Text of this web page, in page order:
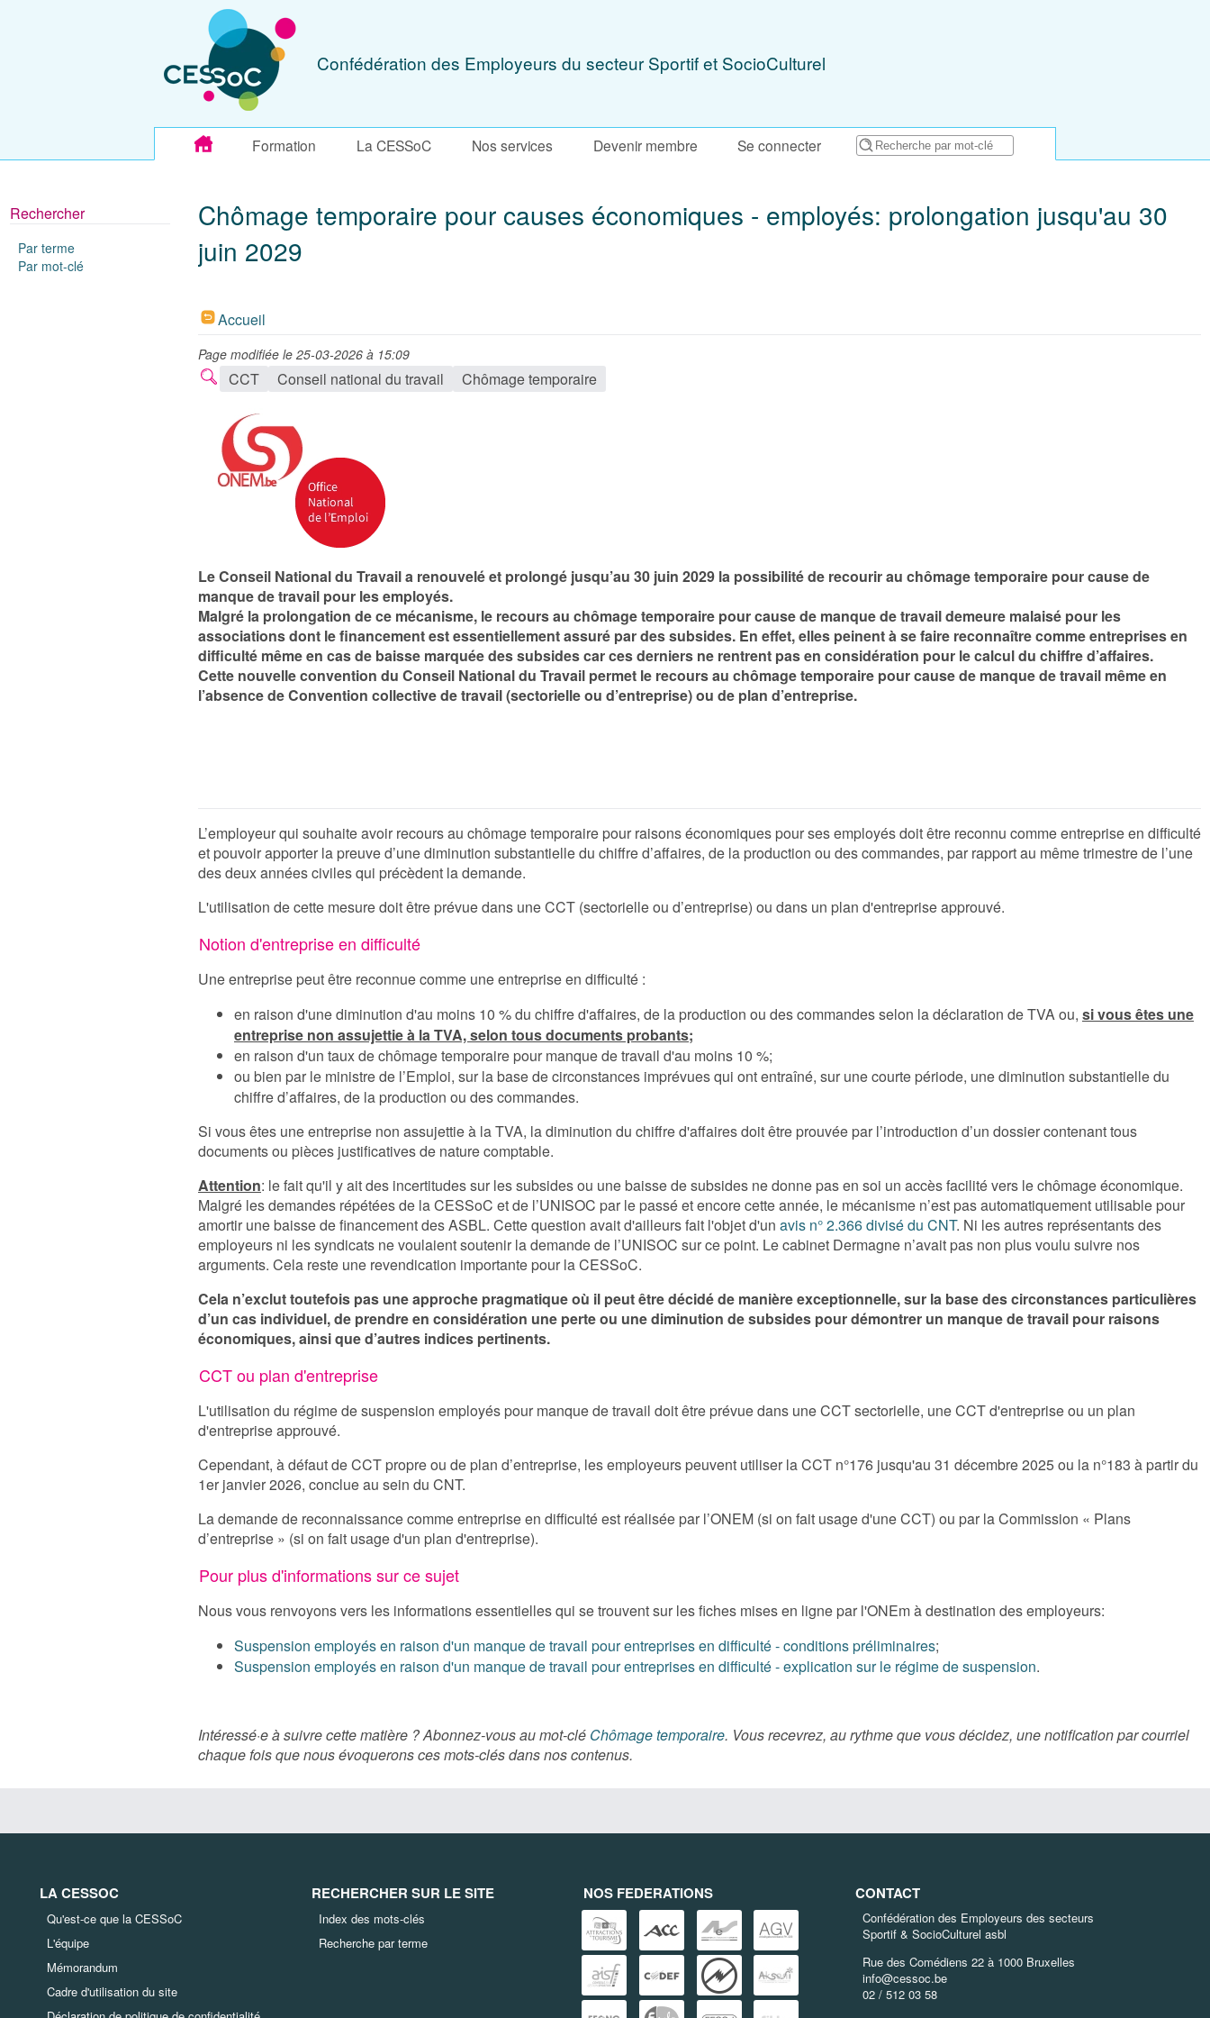
Confédération des Employeurs du secteur Sportif et SocioCulturel
Formation La CESSoC Nos services Devenir membre Se connecter
Rechercher
Par terme
Par mot-clé
Chômage temporaire pour causes économiques - employés: prolongation jusqu'au 30
juin 2029
Accueil
Page modifiée le 25-03-2026 à 15:09
CCT Conseil national du travail Chômage temporaire
Le Conseil National du Travail a renouvelé et prolongé jusqu’au 30 juin 2029 la possibilité de recourir au chômage temporaire pour cause de
manque de travail pour les employés.
Malgré la prolongation de ce mécanisme, le recours au chômage temporaire pour cause de manque de travail demeure malaisé pour les
associations dont le financement est essentiellement assuré par des subsides. En effet, elles peinent à se faire reconnaître comme entreprises en
difficulté même en cas de baisse marquée des subsides car ces derniers ne rentrent pas en considération pour le calcul du chiffre d’affaires.
Cette nouvelle convention du Conseil National du Travail permet le recours au chômage temporaire pour cause de manque de travail même en
l’absence de Convention collective de travail (sectorielle ou d’entreprise) ou de plan d’entreprise.
L’employeur qui souhaite avoir recours au chômage temporaire pour raisons économiques pour ses employés doit être reconnu comme entreprise en difficulté
et pouvoir apporter la preuve d’une diminution substantielle du chiffre d’affaires, de la production ou des commandes, par rapport au même trimestre de l’une
des deux années civiles qui précèdent la demande.
L'utilisation de cette mesure doit être prévue dans une CCT (sectorielle ou d’entreprise) ou dans un plan d'entreprise approuvé.
Notion d'entreprise en difficulté
Une entreprise peut être reconnue comme une entreprise en difficulté :
en raison d'une diminution d'au moins 10 % du chiffre d'affaires, de la production ou des commandes selon la déclaration de TVA ou, si vous êtes une
entreprise non assujettie à la TVA, selon tous documents probants;
en raison d'un taux de chômage temporaire pour manque de travail d'au moins 10 %;
ou bien par le ministre de l’Emploi, sur la base de circonstances imprévues qui ont entraîné, sur une courte période, une diminution substantielle du
chiffre d’affaires, de la production ou des commandes.
Si vous êtes une entreprise non assujettie à la TVA, la diminution du chiffre d'affaires doit être prouvée par l’introduction d’un dossier contenant tous
documents ou pièces justificatives de nature comptable.
Attention: le fait qu'il y ait des incertitudes sur les subsides ou une baisse de subsides ne donne pas en soi un accès facilité vers le chômage économique.
Malgré les demandes répétées de la CESSoC et de l’UNISOC par le passé et encore cette année, le mécanisme n’est pas automatiquement utilisable pour
amortir une baisse de financement des ASBL. Cette question avait d'ailleurs fait l'objet d'un avis n° 2.366 divisé du CNT. Ni les autres représentants des
employeurs ni les syndicats ne voulaient soutenir la demande de l’UNISOC sur ce point. Le cabinet Dermagne n’avait pas non plus voulu suivre nos
arguments. Cela reste une revendication importante pour la CESSoC.
Cela n’exclut toutefois pas une approche pragmatique où il peut être décidé de manière exceptionnelle, sur la base des circonstances particulières
d’un cas individuel, de prendre en considération une perte ou une diminution de subsides pour démontrer un manque de travail pour raisons
économiques, ainsi que d’autres indices pertinents.
CCT ou plan d'entreprise
L'utilisation du régime de suspension employés pour manque de travail doit être prévue dans une CCT sectorielle, une CCT d'entreprise ou un plan
d'entreprise approuvé.
Cependant, à défaut de CCT propre ou de plan d’entreprise, les employeurs peuvent utiliser la CCT n°176 jusqu'au 31 décembre 2025 ou la n°183 à partir du
1er janvier 2026, conclue au sein du CNT.
La demande de reconnaissance comme entreprise en difficulté est réalisée par l’ONEM (si on fait usage d'une CCT) ou par la Commission « Plans
d’entreprise » (si on fait usage d'un plan d'entreprise).
Pour plus d'informations sur ce sujet
Nous vous renvoyons vers les informations essentielles qui se trouvent sur les fiches mises en ligne par l'ONEm à destination des employeurs:
Suspension employés en raison d'un manque de travail pour entreprises en difficulté - conditions préliminaires;
Suspension employés en raison d'un manque de travail pour entreprises en difficulté - explication sur le régime de suspension.
Intéressé·e à suivre cette matière ? Abonnez-vous au mot-clé Chômage temporaire. Vous recevrez, au rythme que vous décidez, une notification par courriel
chaque fois que nous évoquerons ces mots-clés dans nos contenus.
LA CESSOC
Qu'est-ce que la CESSoC
L'équipe
Mémorandum
Cadre d'utilisation du site
RECHERCHER SUR LE SITE
Index des mots-clés
Recherche par terme
NOS FEDERATIONS CONTACT
Confédération des Employeurs des secteurs
Sportif & SocioCulturel asbl
Rue des Comédiens 22 à 1000 Bruxelles
info@cessoc.be
02 / 512 03 58